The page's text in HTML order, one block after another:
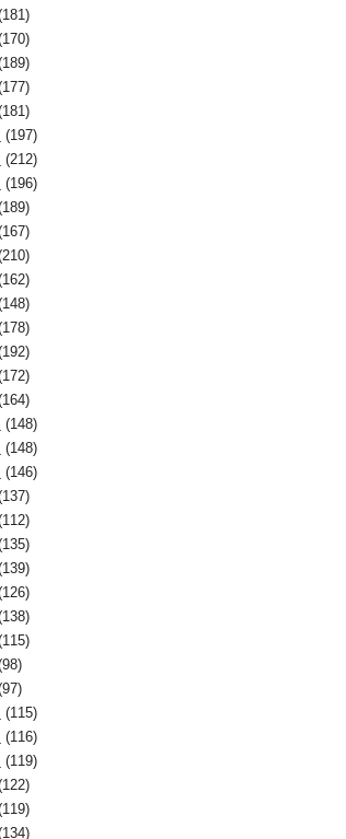
(197)
(212)
(196)
(148)
(148)
(146)
(115)
(116)
(119)